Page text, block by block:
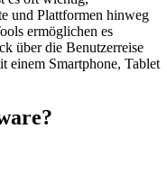
und Plattformen hinweg
ermöglichen es
über die Benutzerreise
einem Smartphone, Tablet